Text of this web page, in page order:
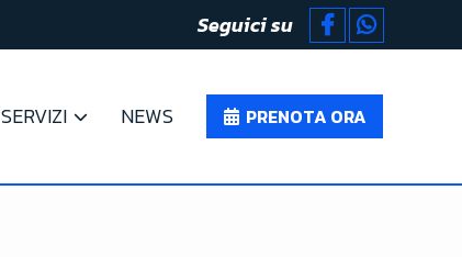
Seguici su
SERVIZI NEWS PRENOTA ORA